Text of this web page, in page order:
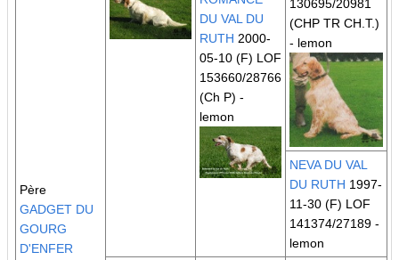
Père
GADGET DU
GOURG
D'ENFER
DU VAL DU
RUTH 2000-
05-10 (F) LOF
153660/28766
(Ch P) -
lemon
130695/20981
(CHP TR CH.T.)
- lemon
NEVA DU VAL
DU RUTH 1997-
11-30 (F) LOF
141374/27189 -
lemon